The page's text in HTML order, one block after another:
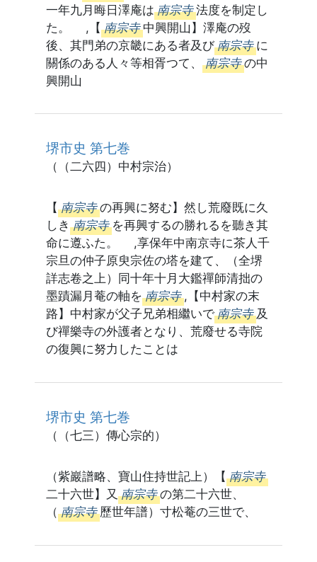
一年九月晦日澤庵は 南宗寺 法度を制定し
た。 ,【 南宗寺 中興開山】澤庵の歿
後、其門弟の京畿にある者及び 南宗寺 に
關係のある人々等相胥つて、 南宗寺 の中
興開山
堺市史 第七巻
（（二六四）中村宗治）
【 南宗寺 の再興に努む】然し荒廢既に久
しき 南宗寺 を再興するの勝れるを聽き其
命に遵ふた。 ,享保年中南京寺に茶人千
宗旦の仲子原臾宗佐の塔を建て、（全堺
詳志卷之上）同十年十月大鑑禪師清拙の
墨蹟漏月菴の軸を 南宗寺 ,【中村家の末
路】中村家が父子兄弟相繼いで 南宗寺 及
び禪樂寺の外護者となり、荒廢せる寺院
の復興に努力したことは
堺市史 第七巻
（（七三）傳心宗的）
（紫巖譜略、寶山住持世記上）【 南宗寺
二十六世】又 南宗寺 の第二十六世、
（ 南宗寺 歷世年譜）寸松菴の三世で、